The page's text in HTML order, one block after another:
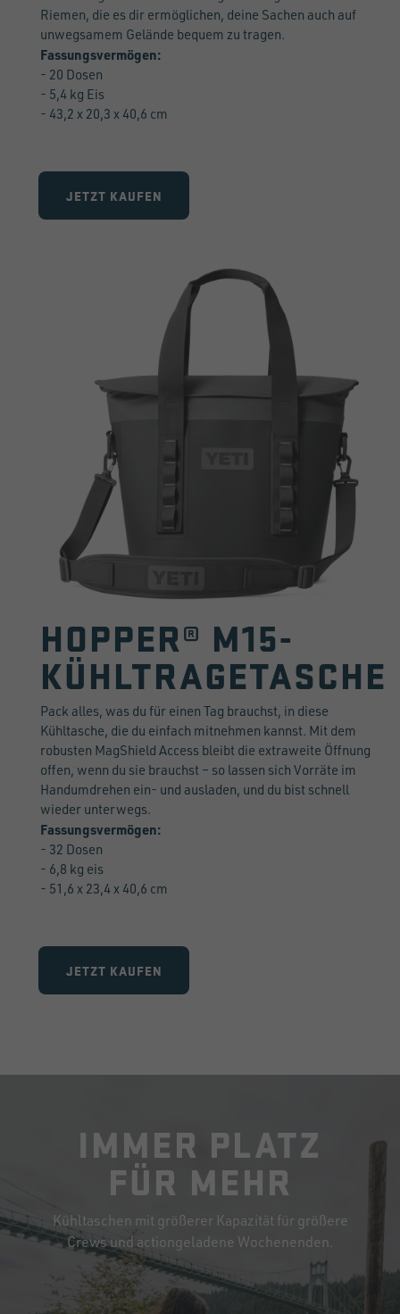
Riemen, die es dir ermöglichen, deine Sachen auch auf
unwegsamem Gelände bequem zu tragen.
Fassungsvermögen:
- 20 Dosen
- 5,4 kg Eis
- 43,2 x 20,3 x 40,6 cm
JETZT KAUFEN
HOPPER® M15-
KÜHLTRAGETASCHE
Pack alles, was du für einen Tag brauchst, in diese
Kühltasche, die du einfach mitnehmen kannst. Mit dem
robusten MagShield Access bleibt die extraweite Öffnung
offen, wenn du sie brauchst – so lassen sich Vorräte im
Handumdrehen ein- und ausladen, und du bist schnell
wieder unterwegs.
Fassungsvermögen:
- 32 Dosen
- 6,8 kg eis
- 51,6 x 23,4 x 40,6 cm
JETZT KAUFEN
IMMER PLATZ
FÜR MEHR
Kühltaschen mit größerer Kapazität für größere
Crews und actiongeladene Wochenenden.